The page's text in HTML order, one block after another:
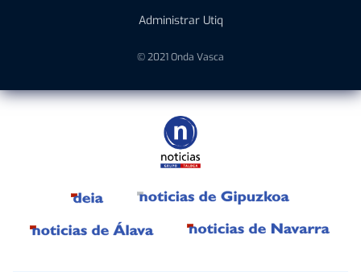
Administrar Utiq
© 2021 Onda Vasca